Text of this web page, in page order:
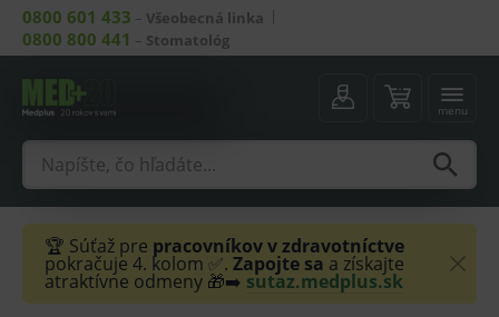
0800 601 433 – Všeobecná linka
0800 800 441 – Stomatológ
menu
🏆 Súťaž pre pracovníkov v zdravotníctve
pokračuje 4. kolom ✅. Zapojte sa a získajte
atraktívne odmeny 🎁➡️ sutaz.medplus.sk